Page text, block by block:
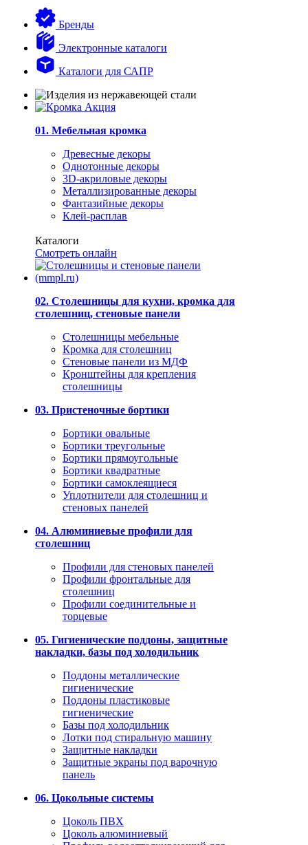
Бренды
Электронные каталоги
Каталоги для САПР
01. Мебельная кромка
Древесные декоры
Однотонные декоры
3D-акриловые декоры
Металлизированные декоры
Фантазийные декоры
Клей-расплав
Каталоги
Смотреть онлайн
02. Столешницы для кухни, кромка для
столешниц, стеновые панели
Столешницы мебельные
Кромка для столешниц
Стеновые панели из МДФ
Кронштейны для крепления
столешницы
03. Пристеночные бортики
Бортики овальные
Бортики треугольные
Бортики прямоугольные
Бортики квадратные
Бортики самоклеящиеся
Уплотнители для столешниц и
стеновых панелей
04. Алюминиевые профили для
столешниц
Профили для стеновых панелей
Профили фронтальные для
столешниц
Профили соединительные и
торцевые
05. Гигиенические поддоны, защитные
накладки, базы под холодильник
Поддоны металлические
гигиенические
Поддоны пластиковые
гигиенические
Базы под холодильник
Лотки под стиральную машину
Защитные накладки
Защитные экраны под варочную
панель
06. Цокольные системы
Цоколь ПВХ
Цоколь алюминиевый